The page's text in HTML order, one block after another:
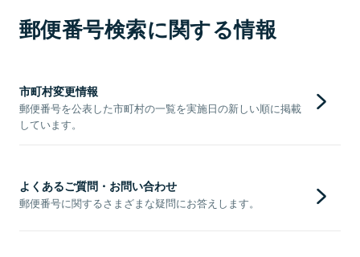
郵便番号検索に関する情報
市町村変更情報
郵便番号を公表した市町村の一覧を実施日の新しい順に掲載
しています。
よくあるご質問・お問い合わせ
郵便番号に関するさまざまな疑問にお答えします。